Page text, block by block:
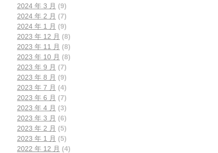
2024 年 3 月 (9)
2024 年 2 月 (7)
2024 年 1 月 (9)
2023 年 12 月 (8)
2023 年 11 月 (8)
2023 年 10 月 (8)
2023 年 9 月 (7)
2023 年 8 月 (9)
2023 年 7 月 (4)
2023 年 6 月 (7)
2023 年 4 月 (3)
2023 年 3 月 (6)
2023 年 2 月 (5)
2023 年 1 月 (5)
2022 年 12 月 (4)